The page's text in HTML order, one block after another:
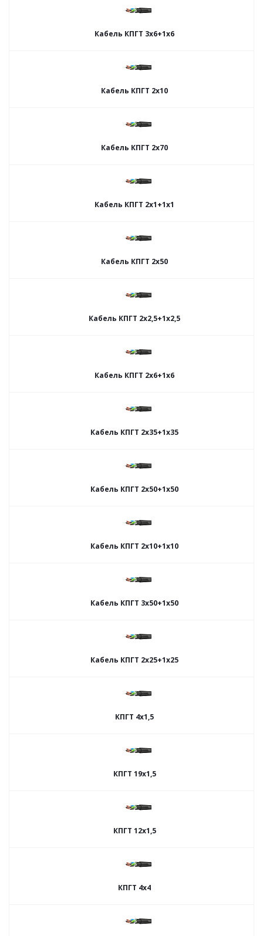
Кабель КПГТ 3х6+1х6
Кабель КПГТ 2х10
Кабель КПГТ 2х70
Кабель КПГТ 2х1+1х1
Кабель КПГТ 2х50
Кабель КПГТ 2х2,5+1х2,5
Кабель КПГТ 2х6+1х6
Кабель КПГТ 2х35+1х35
Кабель КПГТ 2х50+1х50
Кабель КПГТ 2х10+1х10
Кабель КПГТ 3х50+1х50
Кабель КПГТ 2х25+1х25
КПГТ 4х1,5
КПГТ 19х1,5
КПГТ 12х1,5
КПГТ 4х4